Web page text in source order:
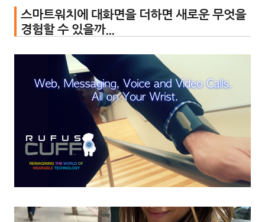
스마트워치에 대화면을 더하면 새로운 무엇을
경험할 수 있을까...